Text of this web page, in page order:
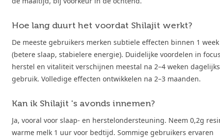
Hoe lang duurt het voordat Shilajit werkt?
De meeste gebruikers merken subtiele effecten binnen 1 week
(betere slaap, stabielere energie). Duidelijke voordelen in
herstel en vitaliteit verschijnen meestal na 2–4 weken dagelijks
gebruik. Volledige effecten ontwikkelen na 2–3 maanden.
Kan ik Shilajit 's avonds innemen?
Ja, vooral voor slaap- en herstelondersteuning. Neem 0,2g
warme melk 1 uur voor bedtijd. Sommige gebruikers ervaren